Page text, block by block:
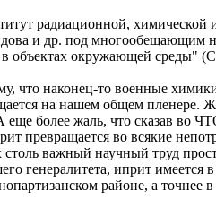
радиационной, химической
и др. под многообещающим
объектах окружающей среды"
что наконец-то военные
на нашем общем пленере.
еще более жаль, что сказав во
превращается во всякие
столь важный научный труд
генералитета, иприт имеется
районе, а точнее